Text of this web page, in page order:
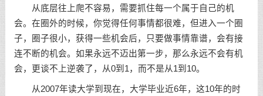
从底层往上爬不容易，需要抓住每一个属于自己的机
会。在圈外的时候，你觉得任何事情都很难，但进入一个圈
子，圈子很小，获得一些机会后，只要做事情靠谱，会有接
连不断的机会。如果永远不迈出第一步，那么永远不会有机
会，更谈不上逆袭了，从0到1，而不是从1到10。
从2007年读大学到现在，大学毕业近6年，这10年的时